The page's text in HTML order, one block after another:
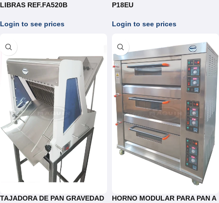
LIBRAS REF.FA520B
Login to see prices
P18EU
Login to see prices
TAJADORA DE PAN GRAVEDAD
HORNO MODULAR PARA PAN A